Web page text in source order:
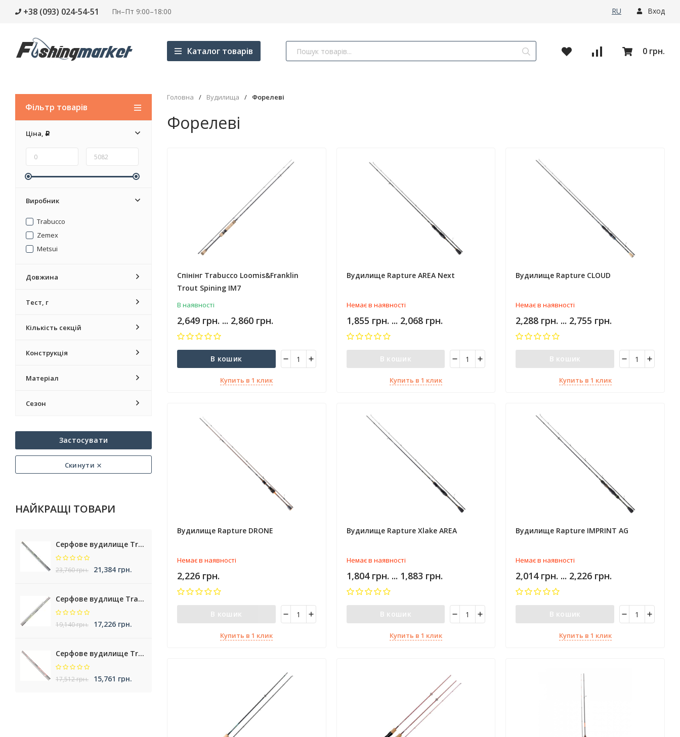
+38 (093) 024-54-51 Пн–Пт 9:00–18:00 RU Вход
Каталог товарів 0 грн.
Фільтр товарів
Ціна, Р
Виробник
Trabucco
Zemex
Metsui
Довжина
Тест, г
Кількість секцій
Конструкція
Матеріал
Сезон
Застосувати
Скинути
НАЙКРАЩІ ТОВАРИ
Серфове вудилище Trabucco Cassiopea NXT Surf
23,760 грн. 21,384 грн.
Серфове вудлище Trabucco Nemesea XT Surf
19,140 грн. 17,226 грн.
Серфове вудилище Trabucco Krypteria XR Surf
17,512 грн. 15,761 грн.
Головна / Вудилища / Форелеві
Форелеві
Спінінг Trabucco Loomis&Franklin
Trout Spining IM7
В наявності
2,649 грн. ... 2,860 грн.
В кошик
Купить в 1 клик
Вудилище Rapture AREA Next
Немає в наявності
1,855 грн. ... 2,068 грн.
В кошик
Купить в 1 клик
Вудилище Rapture CLOUD
Немає в наявності
2,288 грн. ... 2,755 грн.
В кошик
Купить в 1 клик
Вудилище Rapture DRONE
Немає в наявності
2,226 грн.
В кошик
Купить в 1 клик
Вудилище Rapture Xlake AREA
Немає в наявності
1,804 грн. ... 1,883 грн.
В кошик
Купить в 1 клик
Вудилище Rapture IMPRINT AG
Немає в наявності
2,014 грн. ... 2,226 грн.
В кошик
Купить в 1 клик